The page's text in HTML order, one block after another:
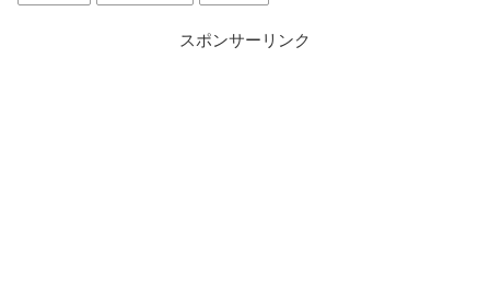
スポンサーリンク